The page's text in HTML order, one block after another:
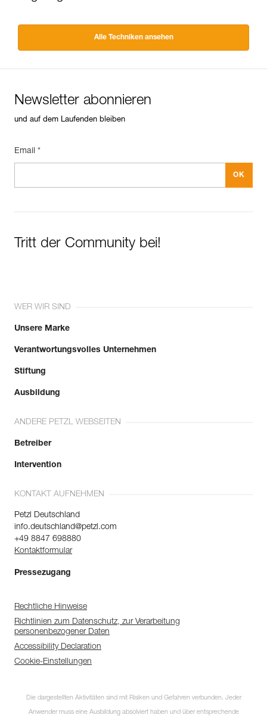
Alle Techniken ansehen
Newsletter abonnieren
und auf dem Laufenden bleiben
Email *
Tritt der Community bei!
WER WIR SIND
Unsere Marke
Verantwortungsvolles Unternehmen
Stiftung
Ausbildung
ANDERE PETZL WEBSEITEN
Betreiber
Intervention
KONTAKT AUFNEHMEN
Petzl Deutschland
info.deutschland@petzl.com
+49 8847 698880
Kontaktformular
Pressezugang
Rechtliche Hinweise
Richtlinien zum Datenschutz, zur Verarbeitung
personenbezogener Daten
Accessibility Declaration
Cookie-Einstellungen
Die dargestellten Aktivitäten sind mit Risiken und Gefahren verbunden. Jeder
Anwender muss eine Ausbildung absolviert haben und über entsprechende